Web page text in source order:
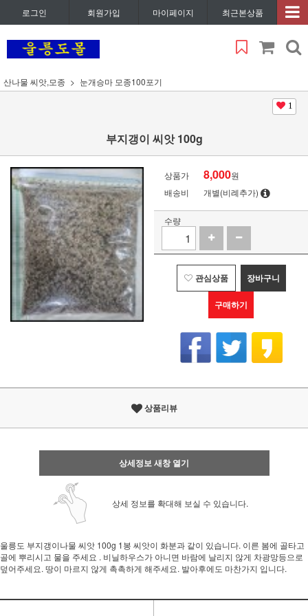
로그인 회원가입 마이페이지 최근본상품
산나물 씨앗,모종 눈개승마 모종100포기
1
부지갱이 씨앗 100g
상품가 8,000원
배송비
개별(비례추가)
수량
관심상품 장바구니
구매하기
상품리뷰
상세정보 새창 열기
상세 정보를 확대해 보실 수 있습니다.
울릉도 부지갱이나물 씨앗 100g 1봉 씨앗이 화분과 같이 있습니다. 이른 봄에 골타고
골에 뿌리시고 물을 주세요 . 비닐하우스가 아니면 바람에 날리지 않게 차광망등으로
덮어주세요. 땅이 마르지 않게 촉촉하게 해주세요. 발아후에도 마찬가지 입니다.